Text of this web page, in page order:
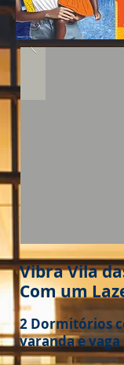
Vibra Vila
Com um
2 Dormitórios
varanda e vaga